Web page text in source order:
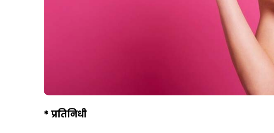
* प्रतिनिधी